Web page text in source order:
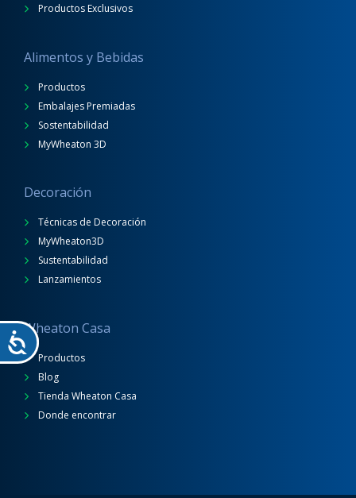
Productos Exclusivos
Alimentos y Bebidas
Productos
Embalajes Premiadas
Sostentabilidad
MyWheaton 3D
Decoración
Técnicas de Decoración
MyWheaton3D
Sustentabilidad
Lanzamientos
Wheaton Casa
Productos
Blog
Tienda Wheaton Casa
Donde encontrar